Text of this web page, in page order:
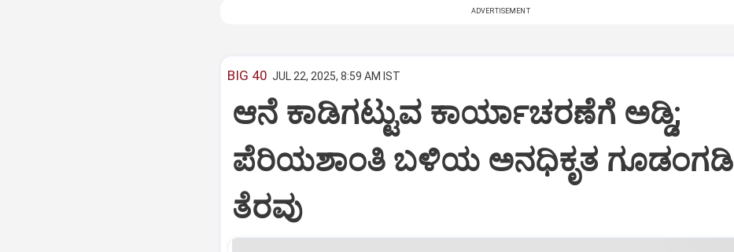
ADVERTISEMENT
BIG 40 JUL 22, 2025, 8:59 AM IST
ಆನೆ ಕಾಡಿಗಟ್ಟುವ ಕಾರ್ಯಾಚರಣೆಗೆ ಅಡ್ಡಿ;
ಪೆರಿಯಶಾಂತಿ ಬಳಿಯ ಅನಧಿಕೃತ ಗೂಡಂಗಡಿ
ತೆರವು